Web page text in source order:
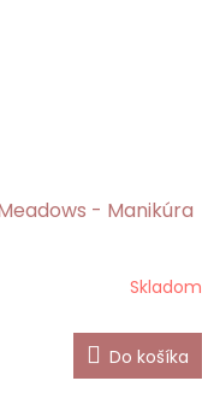
- Manikúra
Skladom
Do košíka